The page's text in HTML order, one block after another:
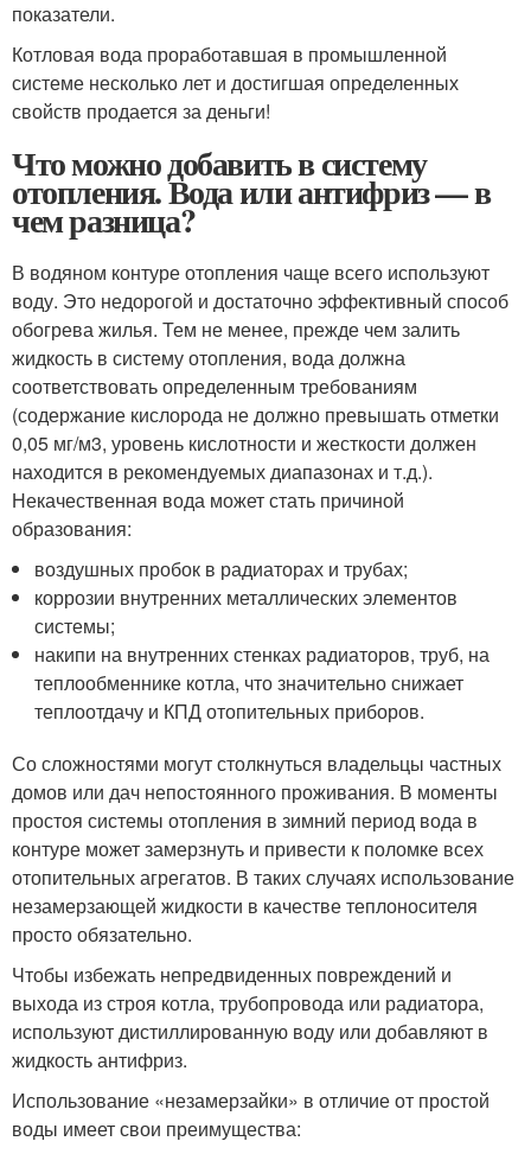
показатели.
Котловая вода проработавшая в промышленной
системе несколько лет и достигшая определенных
свойств продается за деньги!
Что можно добавить в систему
отопления. Вода или антифриз — в
чем разница?
В водяном контуре отопления чаще всего используют
воду. Это недорогой и достаточно эффективный способ
обогрева жилья. Тем не менее, прежде чем залить
жидкость в систему отопления, вода должна
соответствовать определенным требованиям
(содержание кислорода не должно превышать отметки
0,05 мг/м3, уровень кислотности и жесткости должен
находится в рекомендуемых диапазонах и т.д.).
Некачественная вода может стать причиной
образования:
воздушных пробок в радиаторах и трубах;
коррозии внутренних металлических элементов
системы;
накипи на внутренних стенках радиаторов, труб, на
теплообменнике котла, что значительно снижает
теплоотдачу и КПД отопительных приборов.
Со сложностями могут столкнуться владельцы частных
домов или дач непостоянного проживания. В моменты
простоя системы отопления в зимний период вода в
контуре может замерзнуть и привести к поломке всех
отопительных агрегатов. В таких случаях использование
незамерзающей жидкости в качестве теплоносителя
просто обязательно.
Чтобы избежать непредвиденных повреждений и
выхода из строя котла, трубопровода или радиатора,
используют дистиллированную воду или добавляют в
жидкость антифриз.
Использование «незамерзайки» в отличие от простой
воды имеет свои преимущества: